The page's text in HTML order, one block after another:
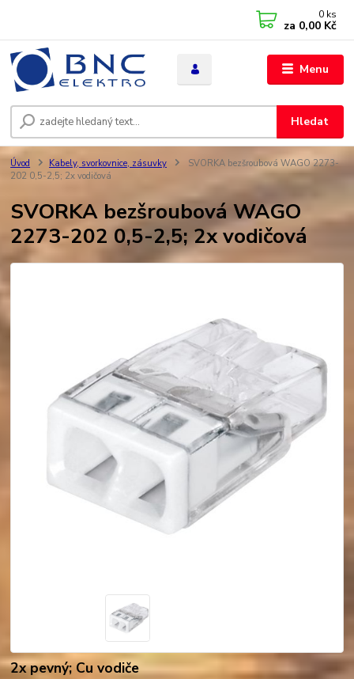
Menu
Hledat
0 ks
za 0,00 Kč
Úvod Kabely, svorkovnice, zásuvky
SVORKA bezšroubová WAGO 2273-
202 0,5-2,5; 2x vodičová
SVORKA bezšroubová WAGO
2273-202 0,5-2,5; 2x vodičová
2x pevný; Cu vodiče